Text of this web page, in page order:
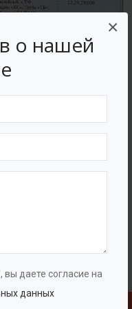
о нашей
даете согласие на
данных
×